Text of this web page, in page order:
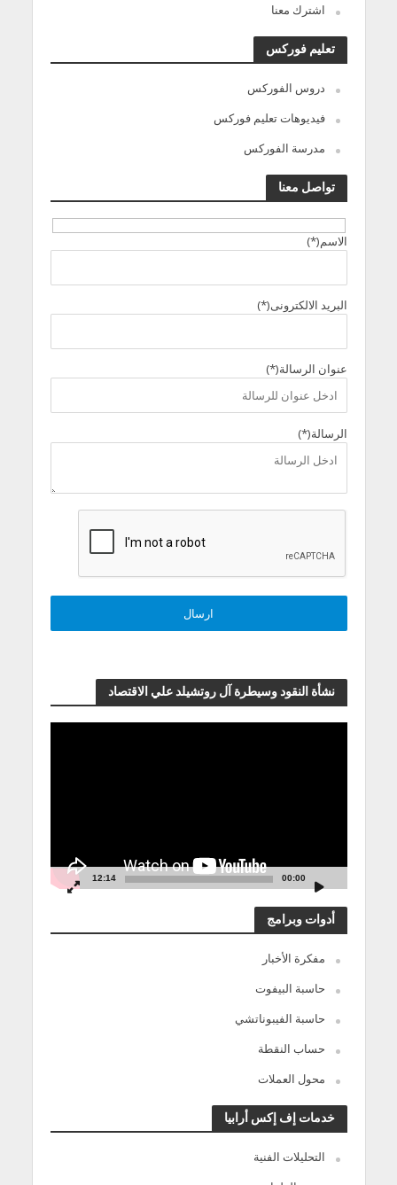
اشترك معنا
تعليم فوركس
دروس الفوركس
فيديوهات تعليم فوركس
مدرسة الفوركس
تواصل معنا
الاسم(*)
البريد الالكترونى(*)
عنوان الرسالة(*)
الرسالة(*)
نشأة النقود وسيطرة آل روتشيلد علي الاقتصاد
00:00
12:14
أدوات وبرامج
مفكرة الأخبار
حاسبة البيفوت
حاسبة الفيبوناتشي
حساب النقطة
محول العملات
خدمات إف إكس أرابيا
التحليلات الفنية